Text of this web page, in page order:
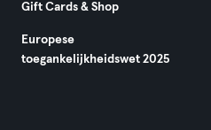
Gift Cards & Shop
Europese
toegankelijkheidswet 2025